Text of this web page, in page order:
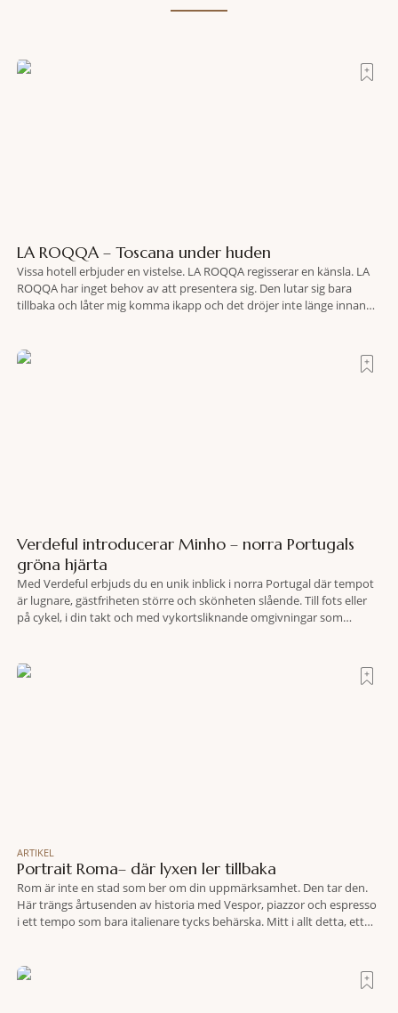
LA ROQQA – Toscana under huden
Vissa hotell erbjuder en vistelse. LA ROQQA regisserar en känsla. LA
ROQQA har inget behov av att presentera sig. Den lutar sig bara
tillbaka och låter mig komma ikapp och det dröjer inte länge innan
Verdeful introducerar Minho – norra Portugals
gröna hjärta
Med Verdeful erbjuds du en unik inblick i norra Portugal där tempot
är lugnare, gästfriheten större och skönheten slående. Till fots eller
på cykel, i din takt och med vykortsliknande omgivningar som
travel när det
ARTIKEL
Portrait Roma– där lyxen ler tillbaka
Rom är inte en stad som ber om din uppmärksamhet. Den tar den.
Här trängs årtusenden av historia med Vespor, piazzor och espresso
i ett tempo som bara italienare tycks behärska. Mitt i allt detta, ett